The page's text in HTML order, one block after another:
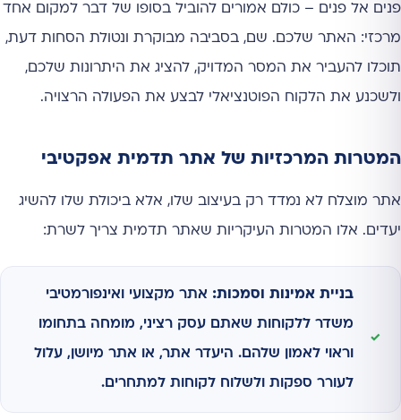
פנים אל פנים – כולם אמורים להוביל בסופו של דבר למקום אחד
מרכזי: האתר שלכם. שם, בסביבה מבוקרת ונטולת הסחות דעת,
תוכלו להעביר את המסר המדויק, להציג את היתרונות שלכם,
ולשכנע את הלקוח הפוטנציאלי לבצע את הפעולה הרצויה.
המטרות המרכזיות של אתר תדמית אפקטיבי
אתר מוצלח לא נמדד רק בעיצוב שלו, אלא ביכולת שלו להשיג
יעדים. אלו המטרות העיקריות שאתר תדמית צריך לשרת:
בניית אמינות וסמכות: אתר מקצועי ואינפורמטיבי
משדר ללקוחות שאתם עסק רציני, מומחה בתחומו
וראוי לאמון שלהם. היעדר אתר, או אתר מיושן, עלול
לעורר ספקות ולשלוח לקוחות למתחרים.